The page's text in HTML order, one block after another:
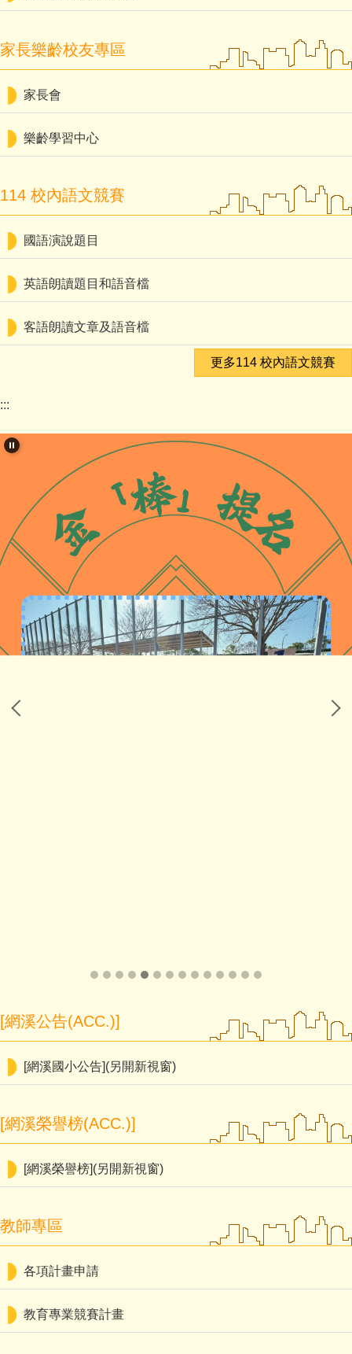
家長樂齡校友專區
家長會
樂齡學習中心
114 校內語文競賽
國語演說題目
英語朗讀題目和語音檔
客語朗讀文章及語音檔
更多114 校內語文競賽
:::
[網溪公告(ACC.)]
[網溪國小公告](另開新視窗)
[網溪榮譽榜(ACC.)]
[網溪榮譽榜](另開新視窗)
教師專區
各項計畫申請
教育專業競賽計畫